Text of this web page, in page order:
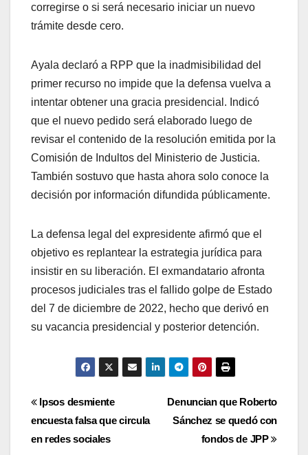
corregirse o si será necesario iniciar un nuevo
trámite desde cero.
Ayala declaró a RPP que la inadmisibilidad del
primer recurso no impide que la defensa vuelva a
intentar obtener una gracia presidencial. Indicó
que el nuevo pedido será elaborado luego de
revisar el contenido de la resolución emitida por la
Comisión de Indultos del Ministerio de Justicia.
También sostuvo que hasta ahora solo conoce la
decisión por información difundida públicamente.
La defensa legal del expresidente afirmó que el
objetivo es replantear la estrategia jurídica para
insistir en su liberación. El exmandatario afronta
procesos judiciales tras el fallido golpe de Estado
del 7 de diciembre de 2022, hecho que derivó en
su vacancia presidencial y posterior detención.
Navegación
de
Denuncian que Roberto
Sánchez se quedó con
fondos de JPP
Ipsos desmiente
encuesta falsa que circula
en redes sociales